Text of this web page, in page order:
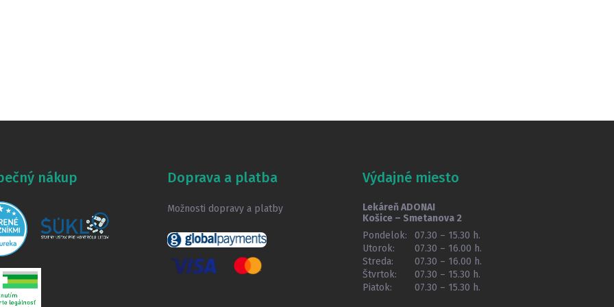
nákup Doprava a platba
Možnosti dopravy a platby
Výdajné miesto
Lekáreň ADONAI
Košice – Smetanova 2
Pondelok:
07.30 – 15.30 h.
Utorok:
07.30 – 16.00 h.
Streda:
07.30 – 16.00 h.
Štvrtok:
07.30 – 15.30 h.
Piatok:
07.30 – 15.30 h.